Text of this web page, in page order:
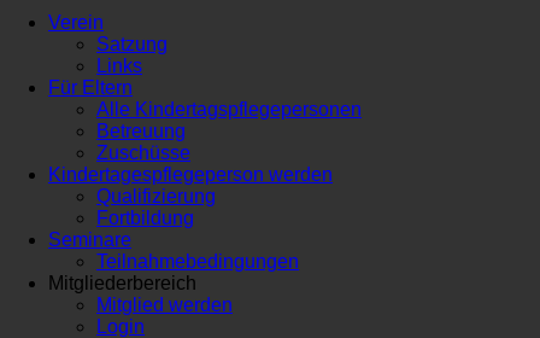
Verein
Satzung
Links
Für Eltern
Alle Kindertagspflegepersonen
Betreuung
Zuschüsse
Kindertagespflegeperson werden
Qualifizierung
Fortbildung
Seminare
Teilnahmebedingungen
Mitgliederbereich
Mitglied werden
Login